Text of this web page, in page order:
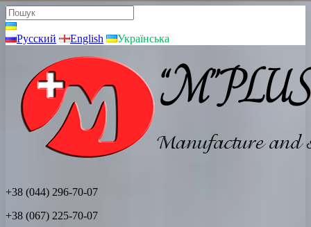
Русский English Українська
+38 (044) 296-70-07
+38 (067) 225-70-07